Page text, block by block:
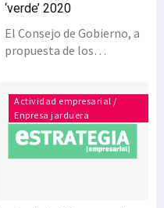
‘verde’ 2020
El Consejo de Gobierno, a
propuesta de los
Medio Ambiente y Política
Territorial, ha aprobado
recientemente el
programa de ‘compra y
Actividad empresarial /
Enpresa jarduera